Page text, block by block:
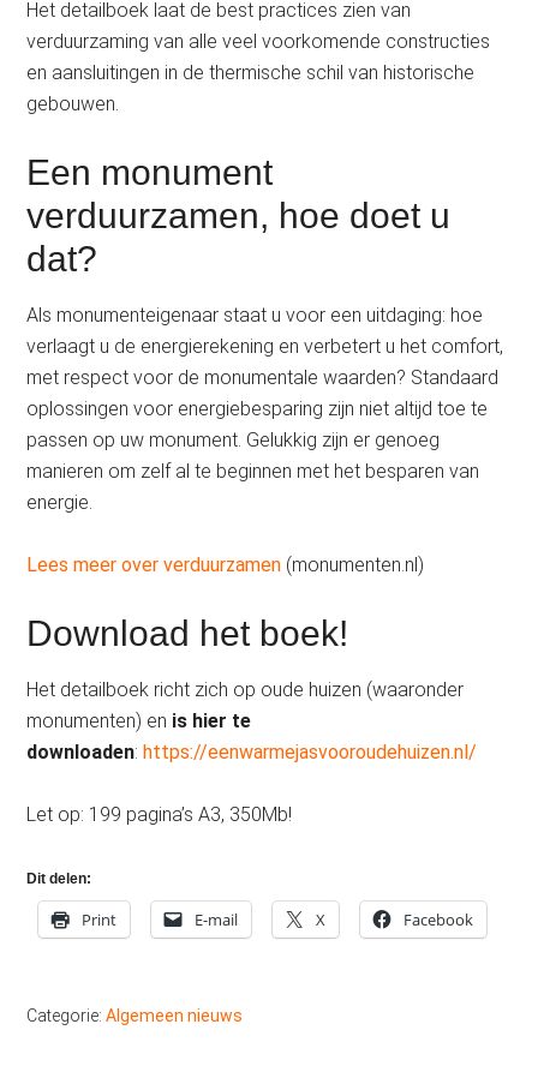
Het detailboek laat de best practices zien van
verduurzaming van alle veel voorkomende constructies
en aansluitingen in de thermische schil van historische
gebouwen.
Een monument
verduurzamen, hoe doet u
dat?
Als monumenteigenaar staat u voor een uitdaging: hoe
verlaagt u de energierekening en verbetert u het comfort,
met respect voor de monumentale waarden? Standaard
oplossingen voor energiebesparing zijn niet altijd toe te
passen op uw monument. Gelukkig zijn er genoeg
manieren om zelf al te beginnen met het besparen van
energie.
Lees meer over verduurzamen (monumenten.nl)
Download het boek!
Het detailboek richt zich op oude huizen (waaronder
monumenten) en is hier te
downloaden:https://eenwarmejasvooroudehuizen.nl/
Let op: 199 pagina’s A3, 350Mb!
Dit delen:
Print E-mail X Facebook
Categorie:Algemeen nieuws